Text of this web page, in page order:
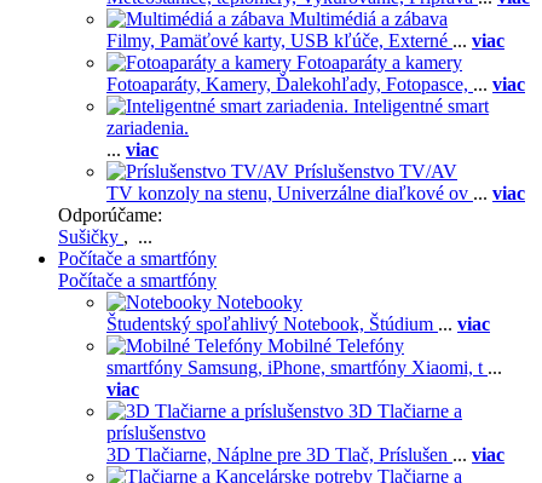
Multimédiá a zábava
Filmy, Pamäťové karty, USB kľúče, Externé ... viac
Fotoaparáty a kamery
Fotoaparáty, Kamery, Ďalekohľady, Fotopasce, ... viac
Inteligentné smart
zariadenia.
... viac
Príslušenstvo TV/AV
TV konzoly na stenu, Univerzálne diaľkové ov ... viac
Odporúčame:
Sušičky , ...
Počítače a smartfóny
Počítače a smartfóny
Notebooky
Študentský spoľahlivý Notebook, Štúdium ... viac
Mobilné Telefóny
smartfóny Samsung, iPhone, smartfóny Xiaomi, t ...
viac
3D Tlačiarne a
príslušenstvo
3D Tlačiarne, Náplne pre 3D Tlač, Príslušen ... viac
Tlačiarne a